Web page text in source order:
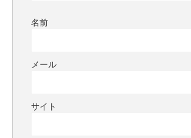
名前
メール
サイト